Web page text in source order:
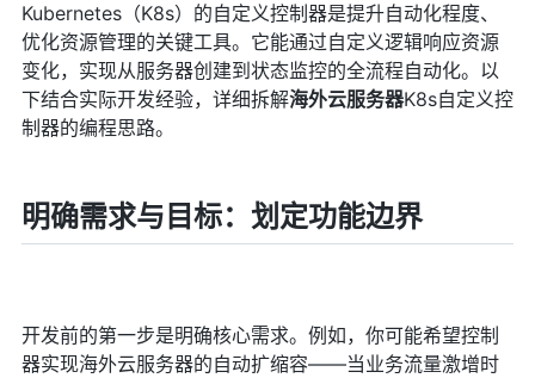
Kubernetes（K8s）的自定义控制器是提升自动化程度、
优化资源管理的关键工具。它能通过自定义逻辑响应资源
变化，实现从服务器创建到状态监控的全流程自动化。以
下结合实际开发经验，详细拆解海外云服务器K8s自定义控
制器的编程思路。
明确需求与目标：划定功能边界
开发前的第一步是明确核心需求。例如，你可能希望控制
器实现海外云服务器的自动扩缩容——当业务流量激增时